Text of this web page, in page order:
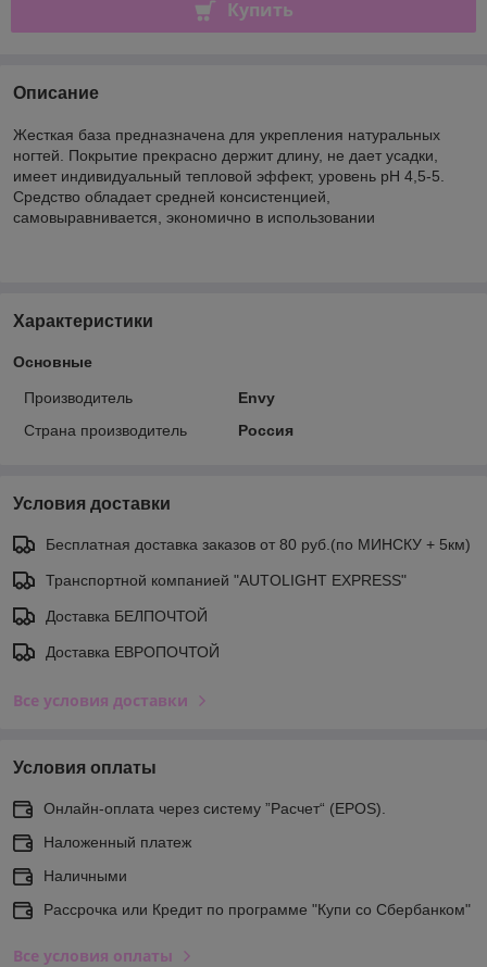
Купить
Описание
Жесткая база предназначена для укрепления натуральных
ногтей. Покрытие прекрасно держит длину, не дает усадки,
имеет индивидуальный тепловой эффект, уровень рН 4,5-5.
Средство обладает средней консистенцией,
самовыравнивается, экономично в использовании
Характеристики
Основные
Производитель
Envy
Страна производитель
Россия
Условия доставки
Бесплатная доставка заказов от 80 руб.(по МИНСКУ + 5км)
Транспортной компанией "AUTOLIGHT EXPRESS"
Доставка БЕЛПОЧТОЙ
Доставка ЕВРОПОЧТОЙ
Все условия доставки
Условия оплаты
Онлайн-оплата через систему ”Расчет“ (EPOS).
Наложенный платеж
Наличными
Рассрочка или Кредит по программе "Купи со Сбербанком"
Все условия оплаты